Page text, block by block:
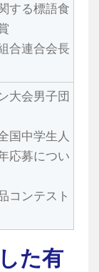
する標語食
合連合会長
大会男子団
国中学生人
応募につい
コンテスト
た有